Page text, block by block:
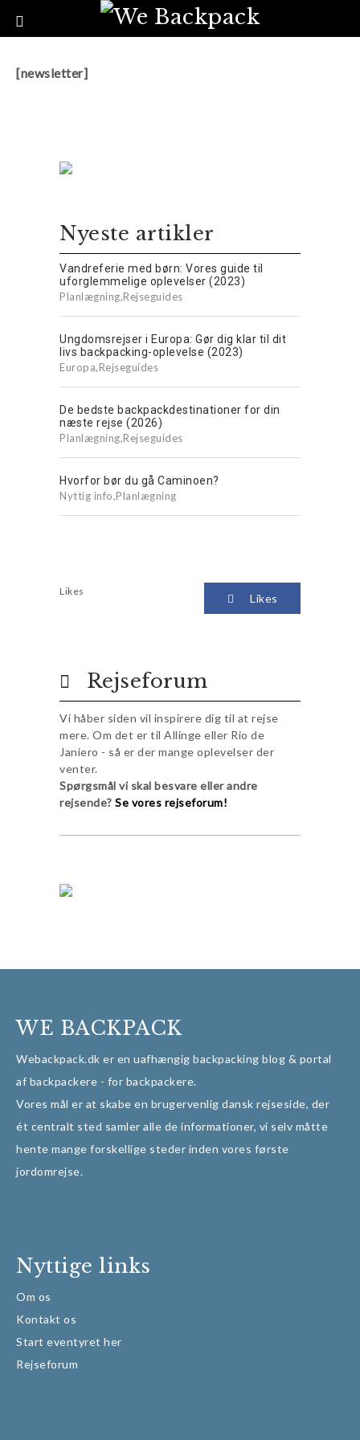
[newsletter]
Nyeste artikler
Vandreferie med børn: Vores guide til
uforglemmelige oplevelser (2023)
Planlægning,Rejseguides
Ungdomsrejser i Europa: Gør dig klar til dit
livs backpacking-oplevelse (2023)
Europa,Rejseguides
De bedste backpackdestinationer for din
næste rejse (2026)
Planlægning,Rejseguides
Hvorfor bør du gå Caminoen?
Nyttig info,Planlægning
Likes
Likes
Rejseforum
Vi håber siden vil inspirere dig til at rejse
mere. Om det er til Allinge eller Rio de
Janiero - så er der mange oplevelser der
venter.
Spørgsmål vi skal besvare eller andre
rejsende? Se vores rejseforum!
WE BACKPACK
Webackpack.dk er en uafhængig backpacking blog & portal
af backpackere - for backpackere.
Vores mål er at skabe en brugervenlig dansk rejseside, der
ét centralt sted samler alle de informationer, vi selv måtte
hente mange forskellige steder inden vores første
jordomrejse.
Nyttige links
Om os
Kontakt os
Start eventyret her
Rejseforum